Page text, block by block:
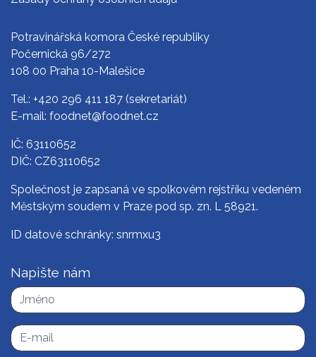
Potravinářská komora České republiky
Počernická 96/272
108 00 Praha 10-Malešice
Tel.: +420 296 411 187 (sekretariát)
E-mail: foodnet@foodnet.cz
IČ: 63110652
DIČ: CZ63110652
Společnost je zapsaná ve spolkovém rejstříku vedeném
Městským soudem v Praze pod sp. zn. L 58921.
ID datové schránky: snrmxu3
Napište nám